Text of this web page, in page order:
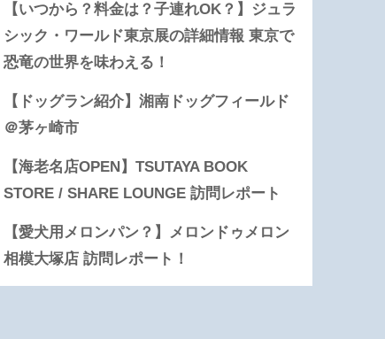
【いつから？料金は？子連れOK？】ジュラ
シック・ワールド東京展の詳細情報 東京で
恐竜の世界を味わえる！
【ドッグラン紹介】湘南ドッグフィールド
＠茅ヶ崎市
【海老名店OPEN】TSUTAYA BOOK
STORE / SHARE LOUNGE 訪問レポート
【愛犬用メロンパン？】メロンドゥメロン
相模大塚店 訪問レポート！